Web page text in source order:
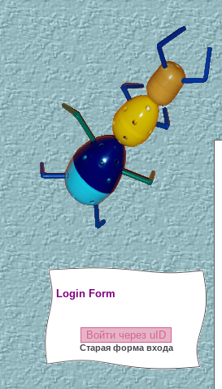
Login Form
Войти через uID
Старая форма входа